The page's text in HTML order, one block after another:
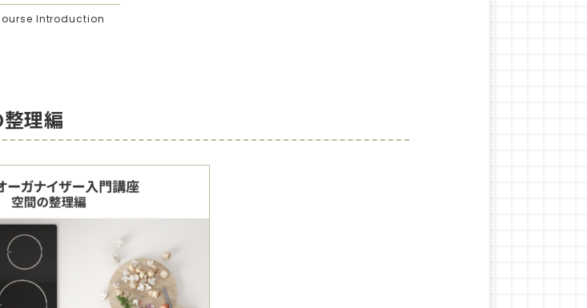
Introduction
理編